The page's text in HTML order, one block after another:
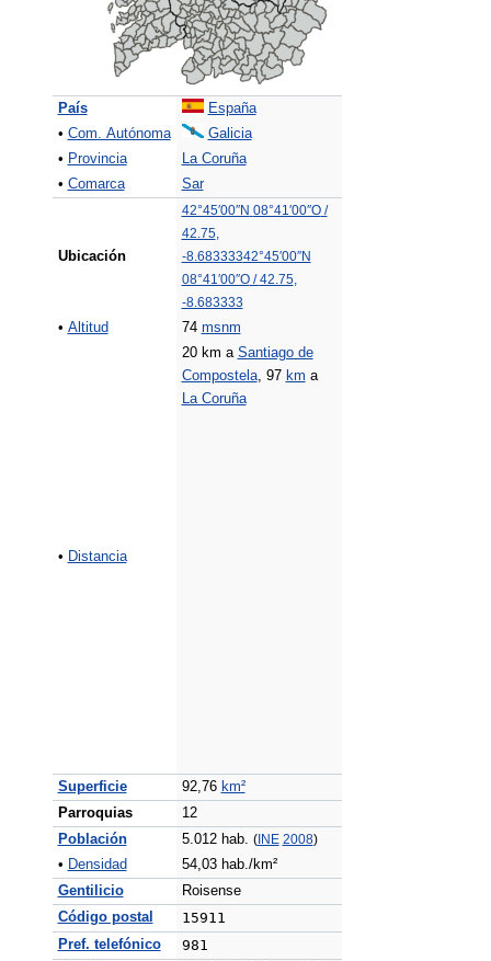
País
España
• Com. Autónoma
Galicia
• Provincia
La Coruña
• Comarca Sar
Ubicación
42°45′00″N 08°41′00″O/
42.75,
-8.68333342°45′00″N
08°41′00″O/42.75,
-8.683333
• Altitud 74 msnm
• Distancia
20 km a Santiago de
Compostela, 97 km a
La Coruña
Superficie 92,76 km²
Parroquias
12
Población
5.012 hab. (INE 2008)
• Densidad
54,03 hab./km²
Gentilicio
Roisense
Código postal
15911
Pref. telefónico 981